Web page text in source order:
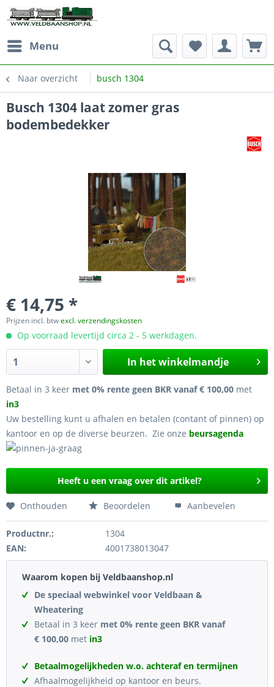
Menu
Naar overzicht busch 1304
Busch 1304 laat zomer gras
bodembedekker
€ 14,75 *
Prijzen incl. btwexcl. verzendingskosten
Op voorraad levertijd circa 2 - 5 werkdagen.
In het winkelmandje
Betaal in 3 keer met 0% rente geen BKR vanaf € 100,00 met
in3
Uw bestelling kunt u afhalen en betalen (contant of pinnen) op
kantoor en op de diverse beurzen. Zie onze beursagenda
Heeft u een vraag over dit artikel?
Onthouden Beoordelen Aanbevelen
Productnr.:
1304
EAN:
4001738013047
Waarom kopen bij Veldbaanshop.nl
De speciaal webwinkel voor Veldbaan &
Wheatering
Betaal in 3 keer met 0% rente geen BKR vanaf
€ 100,00 met in3
Betaalmogelijkheden w.o. achteraf en termijnen
Afhaalmogelijkheid op kantoor en beurs.